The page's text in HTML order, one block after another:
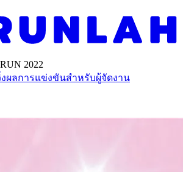
2022
ผลการแข่งขันสำหรับผู้จัดงาน